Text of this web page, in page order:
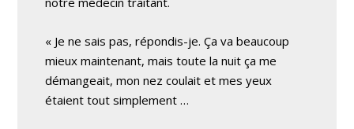
« Je ne sais pas, répondis-je. Ça va beaucoup
mieux maintenant, mais toute la nuit ça me
démangeait, mon nez coulait et mes yeux
étaient tout simplement …